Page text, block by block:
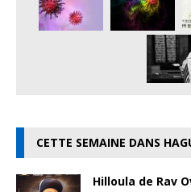
CETTE SEMAINE DANS
Hilloula de Rav